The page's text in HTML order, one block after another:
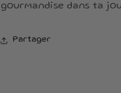
gourmandise dans ta
Partager